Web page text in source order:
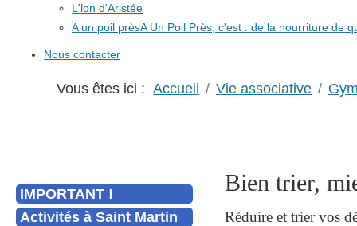
L'lon d'Aristée
A un poil prèsA Un Poil Près, c'est : de la nourriture de
Nous contacter
Vous êtes ici : Accueil Vie associative
IMPORTANT !
Activités à Saint Martin
Bien trier,
Réduire et trier vos